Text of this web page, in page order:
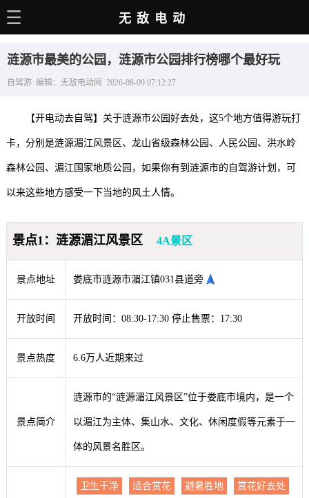
电动百科
选车推荐
充电站
销量榜
经销商
无敌电动
涟源市最美的公园，涟源市公园排行榜哪个最好玩
自驾游 编辑：无敌电动网 2026-08-09 07:12:27
【开电动去自驾】关于涟源市公园好去处，这5个地方值得游玩打
卡，分别是涟源湄江风景区、龙山省级森林公园、人民公园、洪水岭
森林公园、湄江国家地质公园，如果你有到涟源市的自驾游计划，可
以来这些地方感受一下当地的风土人情。
景点1：涟源湄江风景区 4A景区
景点地址 娄底市涟源市湄江镇031县道旁
开放时间 开放时间：08:30-17:30 停止售票：17:30
景点热度 6.6万人近期来过
景点简介
涟源市的“涟源湄江风景区”位于娄底市境内，是一个
以湄江为主体、集山水、文化、休闲度假等元素于一
体的风景名胜区。
卫生干净 适合赏花 避暑胜地 赏花好去处